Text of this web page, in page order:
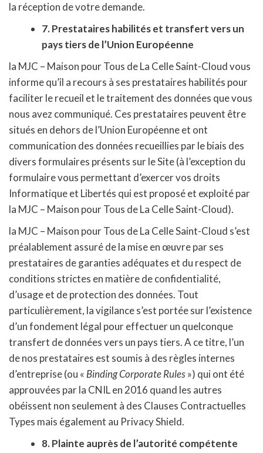
la réception de votre demande.
7. Prestataires habilités et transfert vers un
pays tiers de l’Union Européenne
la MJC – Maison pour Tous de La Celle Saint-Cloud vous
informe qu’il a recours à ses prestataires habilités pour
faciliter le recueil et le traitement des données que vous
nous avez communiqué. Ces prestataires peuvent être
situés en dehors de l’Union Européenne et ont
communication des données recueillies par le biais des
divers formulaires présents sur le Site (à l’exception du
formulaire vous permettant d’exercer vos droits
Informatique et Libertés qui est proposé et exploité par
la MJC – Maison pour Tous de La Celle Saint-Cloud).
la MJC – Maison pour Tous de La Celle Saint-Cloud s’est
préalablement assuré de la mise en œuvre par ses
prestataires de garanties adéquates et du respect de
conditions strictes en matière de confidentialité,
d’usage et de protection des données. Tout
particulièrement, la vigilance s’est portée sur l’existence
d’un fondement légal pour effectuer un quelconque
transfert de données vers un pays tiers. A ce titre, l’un
de nos prestataires est soumis à des règles internes
d’entreprise (ou « Binding Corporate Rules») qui ont été
approuvées par la CNIL en 2016 quand les autres
obéissent non seulement à des Clauses Contractuelles
Types mais également au Privacy Shield.
8. Plainte auprès de l’autorité compétente